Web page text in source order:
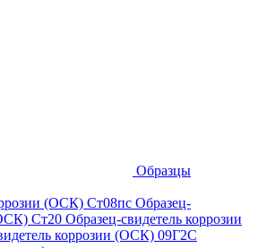
Образцы
(ОСК) Ст08пс Образец-
Ст20 Образец-свидетель коррозии
коррозии (ОСК) 09Г2С